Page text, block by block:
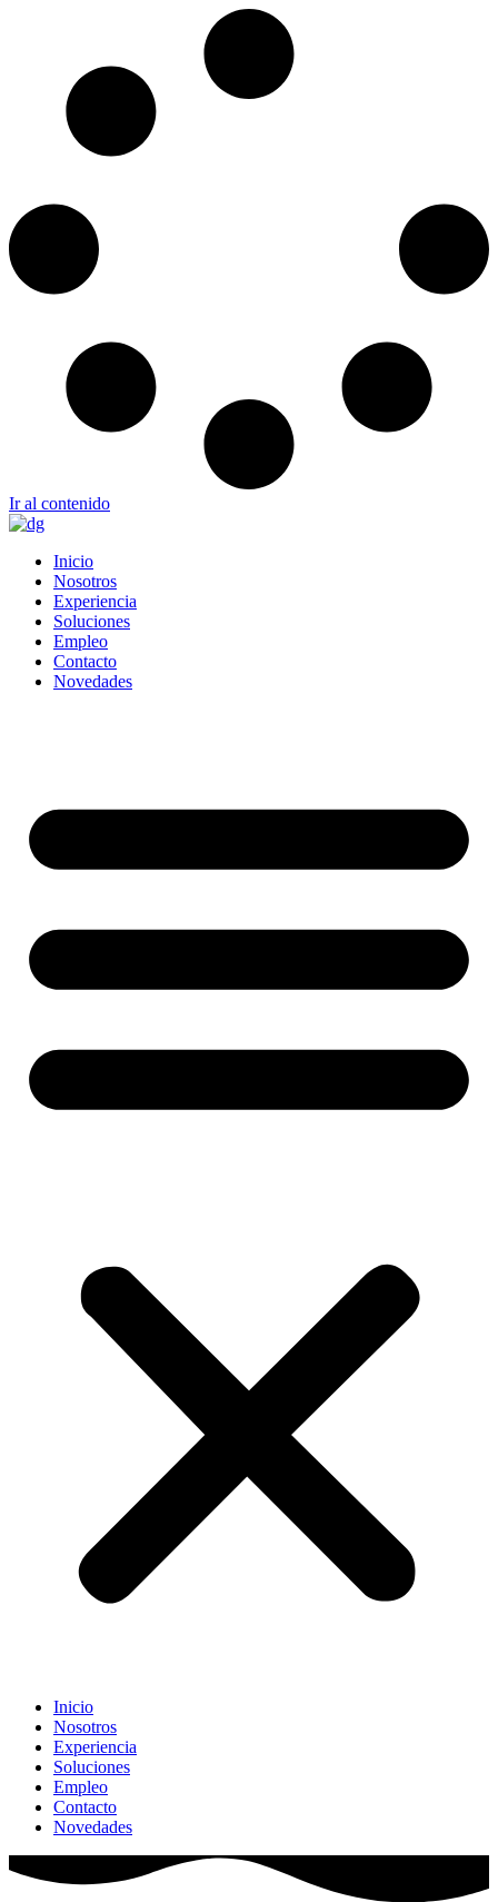
Ir al contenido
Inicio
Nosotros
Experiencia
Soluciones
Empleo
Contacto
Novedades
Inicio
Nosotros
Experiencia
Soluciones
Empleo
Contacto
Novedades